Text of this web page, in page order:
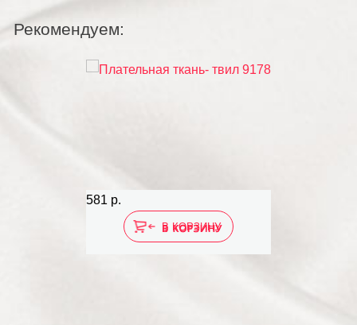
Рекомендуем:
581 р.
В КОРЗИНУ